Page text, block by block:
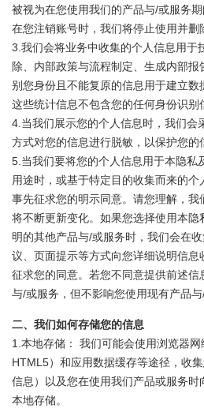
被视为在您使用我们的产品与/或服务期
在您注销账号时，我们将停止使用并删
3.我们会将业务中收集的个人信息用于
除、内部政策与流程制定、生成内部
别您身份且不能复原的信息用于建立数
这些统计信息不包含您的任何身份识别
4.当我们展示您的个人信息时，我们会
方式对您的信息进行脱敏，以保护您的
5.当我们要将您的个人信息用于本隐私
用途时，或基于特定目的收集而来的
事先征求您的明示同意。请您理解，我
将不断更新变化。如果您选择使用本隐
明的其他产品与/或服务时，我们会在
议、页面提示等方式向您详细说明信
征求您的同意。若您不同意提供前述信
与/或服务，但不影响您使用现有产品与/
二、我们如何存储您的信息
1.本地存储： 我们可能会使用浏览器
HTML5）和应用数据缓存等途径，收
信息）以及您在使用我们产品或服务
本地存储。